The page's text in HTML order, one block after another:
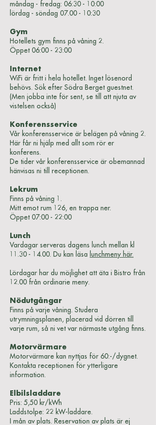
måndag - fredag: 06:30 - 10:00
lördag - söndag 07.00 - 10:30
Gym
Hotellets gym finns på våning 2.
Öppet 06:00 - 23:00
Internet
WiFi är fritt i hela hotellet. Inget lösenord
behövs. Sök efter Södra Berget guestnet.
(Men jobba inte för sent, se till att njuta av
vistelsen också)
Konferensservice
Vår konferensservice är belägen på våning 2.
Här får ni hjälp med allt som rör er
konferens.
De tider vår konferensservice är obemannad
hänvisas ni till receptionen.
Lekrum
Finns på våning 1.
Mitt emot rum 126, en trappa ner.
Öppet 07:00 - 22:00
Lunch
Vardagar serveras dagens lunch mellan kl
11.30 - 14.00. Du kan läsa lunchmeny här.
Lördagar har du möjlighet att äta i Bistro från
12.00 från ordinarie meny.
Nödutgångar
Finns på varje våning. Studera
utrymningsplanen, placerad vid dörren till
varje rum, så ni vet var närmaste utgång finns.
Motorvärmare
Motorvärmare kan nyttjas för 60:-/dygnet.
Kontakta receptionen för ytterligare
information.
Elbilsladdare
Pris: 5,50 kr/kWh
Laddstolpe: 22 kW-laddare.
I mån av plats. Reservation av plats är ej